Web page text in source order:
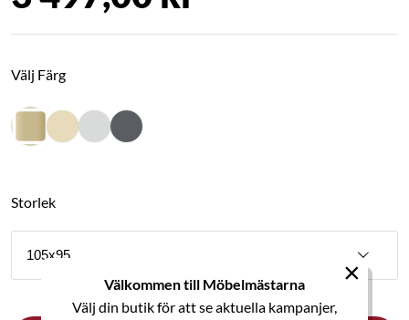
Välkommen till Möbelmästarna
Välj din butik för att se aktuella kampanjer,
×
Välj Färg
Storlek
105x95